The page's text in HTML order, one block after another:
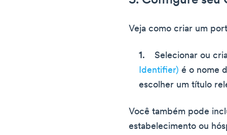
Veja como criar um
Selecionar ou
Identifier) é o nome
escolher um título
Você também pode
estabelecimento ou